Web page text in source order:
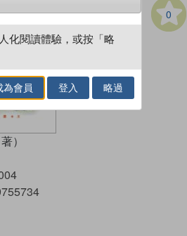
0
）
化閱讀體驗，或按「略
為會員 登入 略過